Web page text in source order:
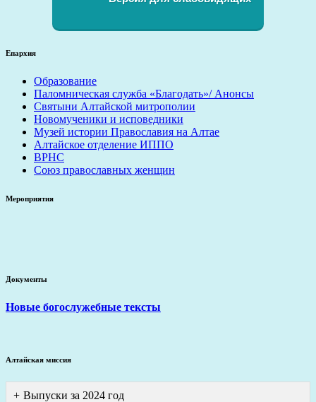
Епархия
Образование
Паломническая служба «Благодать»/ Анонсы
Святыни Алтайской митрополии
Новомученики и исповедники
Музей истории Православия на Алтае
Алтайское отделение ИППО
ВРНС
Союз православных женщин
Мероприятия
Документы
Новые богослужебные тексты
Алтайская миссия
Выпуски за 2024 год